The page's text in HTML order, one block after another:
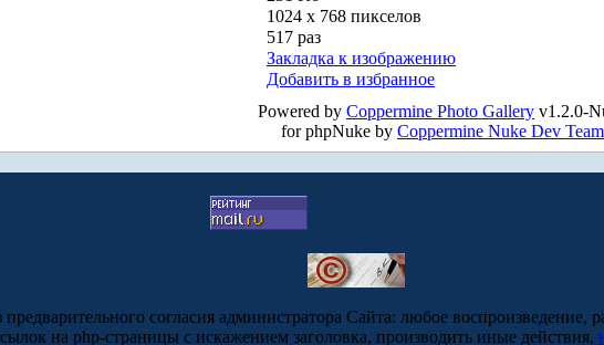
1024 x 768 пикселов
517 раз
Закладка к изображению
Добавить в избранное
Powered by Coppermine Photo Gallery v1.2.0-
for phpNuke by Coppermine Nuke Dev Team
согласия администратора Сайта: любое воспроизведение,
на php-страницы с искажением заголовка, производить иные действия,